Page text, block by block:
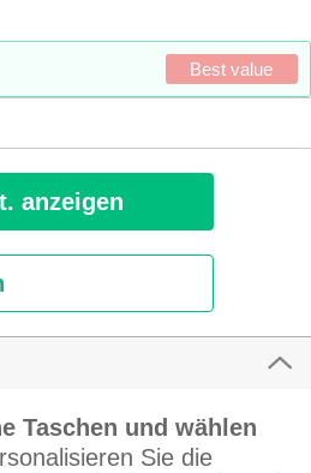
Best value
anzeigen
Taschen und wählen
Sie die